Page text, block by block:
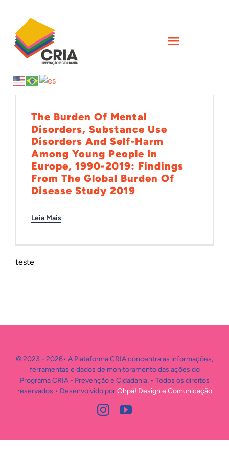
content
Toggle
INÍCIO
QUEM SOMOS
AÇÕES
FORMAÇÕES
CIÊNCIA
INTERNACIONAL
The Burden Of Mental
Disorders, Substance Use
Disorders And Self-Harm
Among Young People In
Europe, 1990-2019: Findings
From The Global Burden Of
Disease Study 2019
Leia Mais
teste
© 2023 - 2026• A Plataforma CRIA concentra as informações,
ferramentas e dados de monitoramento das ações do
Programa CRIA - Prevenção e Cidadania. • Todos os direitos
reservados • Desenvolvido porOhpá! Design e Comunicação